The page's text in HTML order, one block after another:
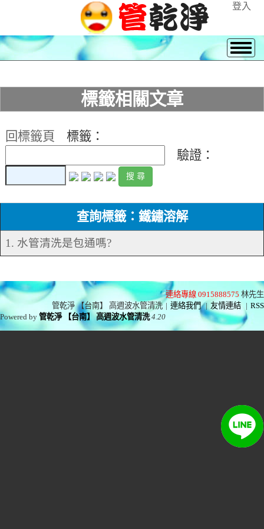
登入
標籤相關文章
回標籤頁
標籤：
驗證：
查詢標籤：鐵鏽溶解
1. 水管清洗是包通嗎?
連絡專線 0915888575 林先生
管乾淨 【台南】 高週波水管清洗 | 連絡我們 | 友情連結 | RSS
Powered by管乾淨 【台南】 高週波水管清洗 4.20